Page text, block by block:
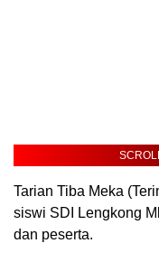
Tarian Tiba Meka
siswi SDI Lengkong
dan peserta.